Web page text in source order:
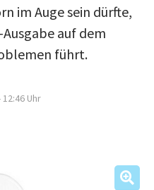
im Auge sein dürfte,
auf dem
führt.
12:46 Uhr